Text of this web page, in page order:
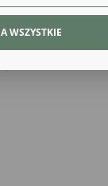
PUF BASKO
i dostosowywać do
w zakresie
w formie
WSZYSTKIE